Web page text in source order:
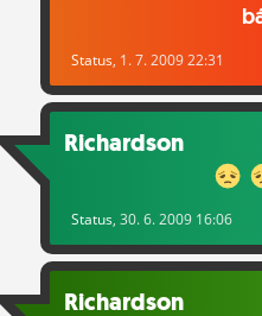
Status, 1. 7. 2009 22:31
Richardson
Status, 30. 6. 2009 16:06
Richardson